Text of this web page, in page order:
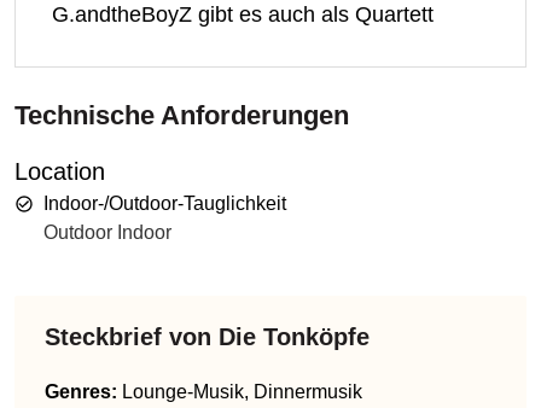
G.andtheBoyZ gibt es auch als Quartett
Technische Anforderungen
Location
Indoor-/Outdoor-Tauglichkeit
Outdoor Indoor
Steckbrief von Die Tonköpfe
Genres: Lounge-Musik, Dinnermusik